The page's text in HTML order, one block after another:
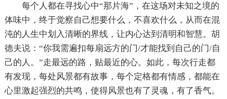
每个人都在寻找心中“那片海”，在这场对未知之境的
体味中，终于觉察自己想要什么，不喜欢什么，从而在混
沌的人生中划入清晰的界线，让内心达到清明和智慧。胡
德夫说：“你我需遍扣每扇远方的门/才能找到自己的门/自
己的人。”走最远的路，贴最近的心。如此，每次行走都
有发现，每处风景都有故事，每个定格都有情感，都能在
心里激起强烈的共鸣，使得风景也有了灵魂，有了香气。